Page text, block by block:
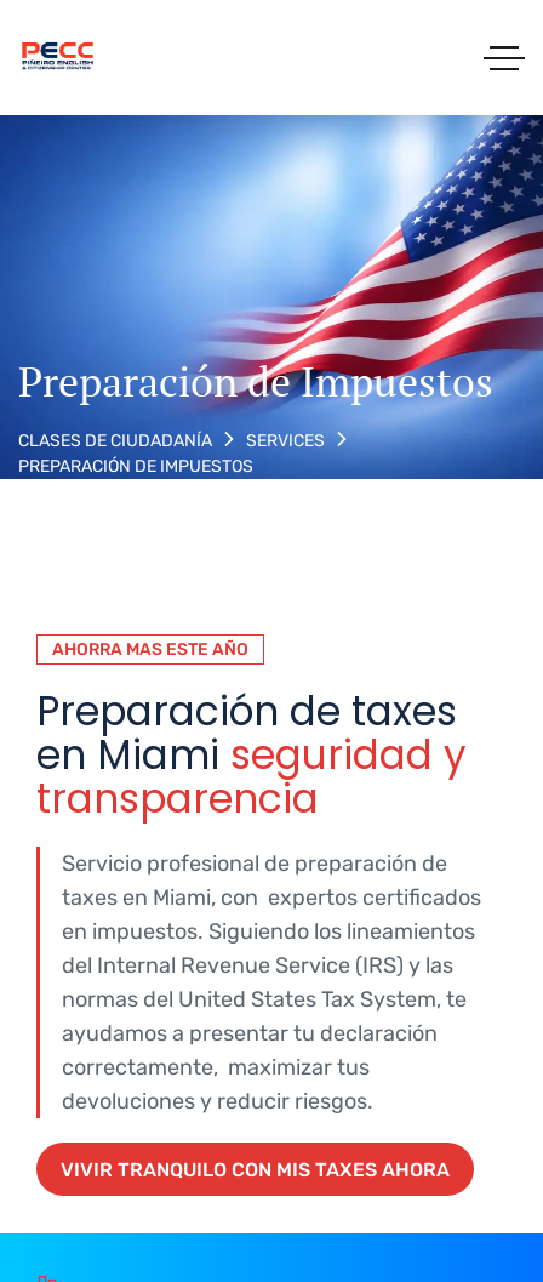
Preparación de Impuestos
CLASES DE CIUDADANÍA
SERVICES
PREPARACIÓN DE IMPUESTOS
AHORRA MAS ESTE AÑO
Preparación de taxes
en Miami seguridad y
transparencia
Servicio profesional de preparación de
taxes en Miami, con expertos certificados
en impuestos. Siguiendo los lineamientos
del Internal Revenue Service (IRS) y las
normas del United States Tax System, te
ayudamos a presentar tu declaración
correctamente, maximizar tus
devoluciones y reducir riesgos.
VIVIR TRANQUILO CON MIS TAXES AHORA
VIVIR TRANQUILO CON MIS TAXES AHORA